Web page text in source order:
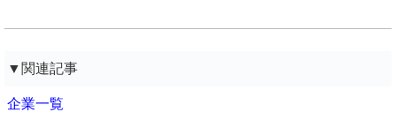
▼関連記事
企業一覧